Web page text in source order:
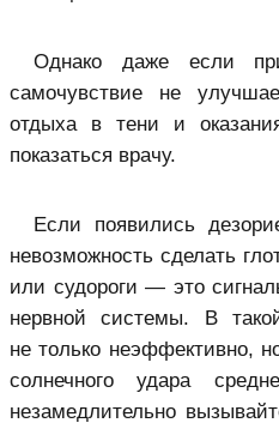
Однако даже если
самочувствие не
отдыха в тени и
показаться врачу.
Если появились
невозможность сделать
или судороги — это
нервной системы. В
не только неэффективно,
солнечного удара
незамедлительно